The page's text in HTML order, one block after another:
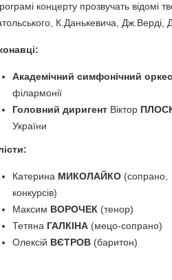
концерту прозвучать відомі
К.Данькевича, Дж.Верді,
Академічний симфонічний
філармонії
Головний диригент Віктор
України
Катерина МИКОЛАЙКО(сопрано,
конкурсів)
Максим ВОРОЧЕК (тенор)
Тетяна ГАЛКІНА(мецо-сопрано)
Олексій ВЄТРОВ(баритон)